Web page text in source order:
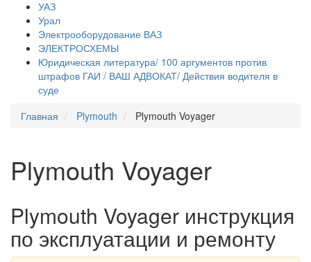
УАЗ
Урал
Электрооборудование ВАЗ
ЭЛЕКТРОСХЕМЫ
Юридическая литература/ 100 аргументов против
штрафов ГАИ / ВАШ АДВОКАТ/ Действия водителя в
суде
Главная
Plymouth Plymouth Voyager
Plymouth Voyager
Plymouth Voyager инструкция
по эксплуатации и ремонту